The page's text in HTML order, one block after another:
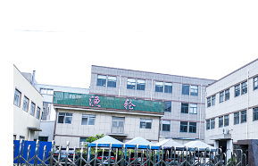
02
01
02